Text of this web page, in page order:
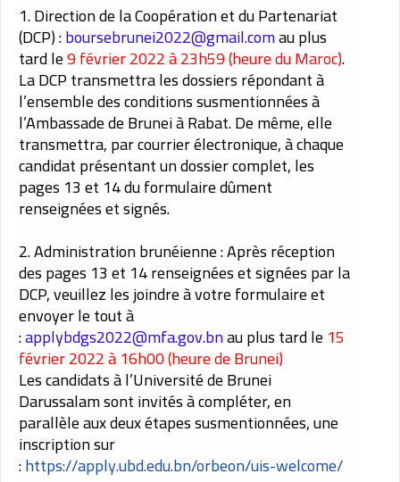
1. Direction de la Coopération et du Partenariat
(DCP) :boursebrunei2022@gmail.comau plus
tard le9 février 2022 à 23h59 (heure du Maroc).
La DCP transmettra les dossiers répondant à
l’ensemble des conditions susmentionnées à
l’Ambassade de Brunei à Rabat. De même, elle
transmettra, par courrier électronique, à chaque
candidat présentant un dossier complet, les
pages 13 et 14 du formulaire dûment
renseignées et signés.
2. Administration brunéienne : Après réception
des pages 13 et 14 renseignées et signées par la
DCP, veuillez les joindre à votre formulaire et
envoyer le tout à
:applybdgs2022@mfa.gov.bnau plus tard le15
février 2022 à 16h00 (heure de Brunei)
Les candidats à l’Université de Brunei
Darussalam sont invités à compléter, en
parallèle aux deux étapes susmentionnées, une
inscription sur
:https://apply.ubd.edu.bn/orbeon/uis-welcome/